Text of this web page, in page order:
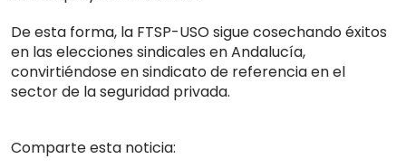
De esta forma, la FTSP-USO sigue cosechando éxitos
en las elecciones sindicales en Andalucía,
convirtiéndose en sindicato de referencia en el
sector de la seguridad privada.
Comparte esta noticia: